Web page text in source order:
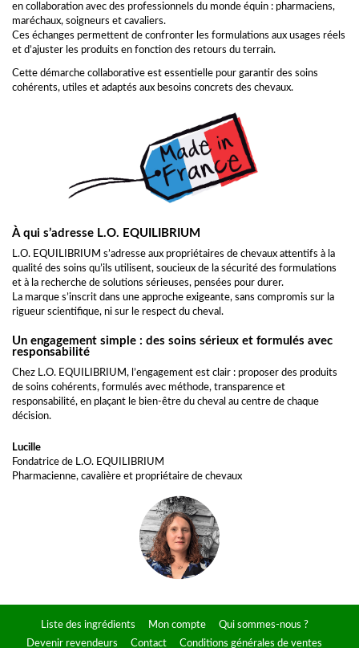
en collaboration avec des professionnels du monde équin : pharmaciens,
maréchaux, soigneurs et cavaliers.
Ces échanges permettent de confronter les formulations aux usages réels
et d’ajuster les produits en fonction des retours du terrain.
Cette démarche collaborative est essentielle pour garantir des soins
cohérents, utiles et adaptés aux besoins concrets des chevaux.
À qui s’adresse L.O. EQUILIBRIUM
L.O. EQUILIBRIUM s’adresse aux propriétaires de chevaux attentifs à la
qualité des soins qu’ils utilisent, soucieux de la sécurité des formulations
et à la recherche de solutions sérieuses, pensées pour durer.
La marque s’inscrit dans une approche exigeante, sans compromis sur la
rigueur scientifique, ni sur le respect du cheval.
Un engagement simple : des soins sérieux et formulés avec
responsabilité
Chez L.O. EQUILIBRIUM, l’engagement est clair : proposer des produits
de soins cohérents, formulés avec méthode, transparence et
responsabilité, en plaçant le bien-être du cheval au centre de chaque
décision.
Lucille
Fondatrice de L.O. EQUILIBRIUM
Pharmacienne, cavalière et propriétaire de chevaux
Liste des ingrédients Mon compte
Qui sommes-nous ?
Devenir revendeurs
Contact Conditions générales de ventes